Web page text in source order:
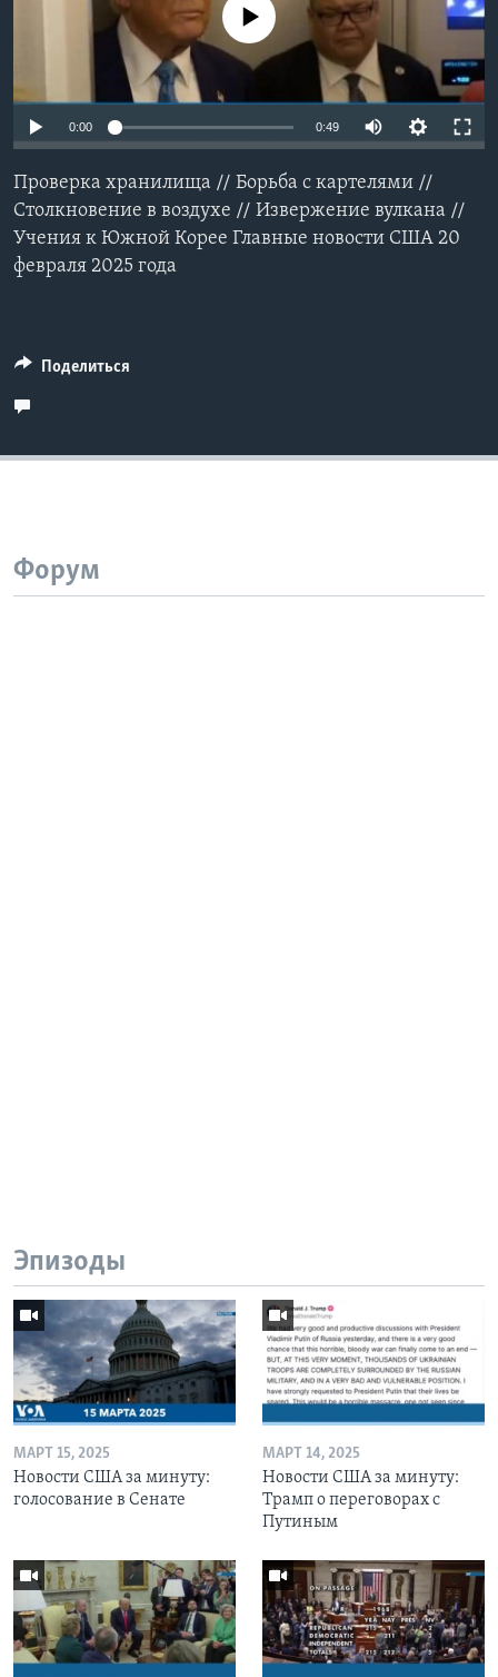
Learning English
СОЦИАЛЬНЫЕ СЕТИ
Языки
240p
No media source currently available
0:00 0:49
480p
Проверка хранилища // Борьба с картелями //
Столкновение в воздухе // Извержение вулкана //
Учения к Южной Корее Главные новости США 20
февраля 2025 года
Поделиться
Форум
Эпизоды
МАРТ 15, 2025
Новости США за минуту:
голосование в Сенате
МАРТ 14, 2025
Новости США за минуту:
Трамп о переговорах с
Путиным